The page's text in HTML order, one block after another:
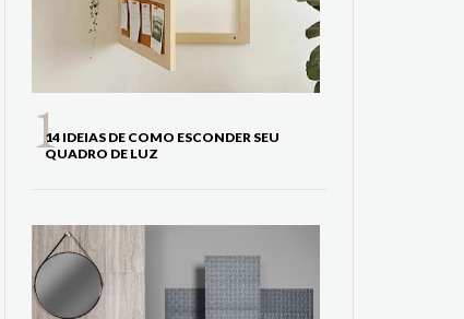
14 IDEIAS DE COMO ESCONDER SEU
QUADRO DE LUZ